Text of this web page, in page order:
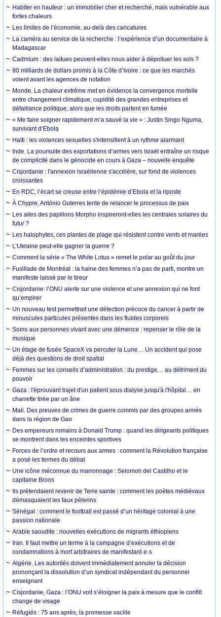
Habiter en hauteur : un immobilier cher et recherché, mais vulnérable aux
fortes chaleurs
Les limites de l’économie, au-delà des caricatures
La caméra au service de la recherche : l’expérience d’un documentaire à
Madagascar
Cadmium : des laitues peuvent-elles nous aider à dépolluer les sols ?
80 milliards de dollars promis à la Côte d’Ivoire : ce que les marchés
voient avant les agences de notation
Monde. La chaleur extrême met en évidence la convergence mortelle
entre changement climatique, cupidité des grandes entreprises et
défaillance politique, alors que les droits partent en fumée
« Me faire soigner rapidement m’a sauvé la vie » : Justin Singo Nguma,
survivant d’Ebola
Haïti : les violences sexuelles s'intensifient à un rythme alarmant
Inde. La poursuite des exportations d’armes vers Israël entraîne un risque
de complicité dans le génocide en cours à Gaza – nouvelle enquête
Cisjordanie : l'annexion israélienne s'accélère, sur fond de violences
croissantes
En RDC, l’écart se creuse entre l’épidémie d’Ebola et la riposte
À Chypre, António Guterres tente de relancer le processus de paix
Les ailes des papillons Morpho inspireront-elles les centrales solaires du
futur ?
Les halophytes, ces plantes de plage qui résistent contre vents et marées
L’Ukraine peut-elle gagner la guerre ?
Comment la série « The White Lotus » remet le polar au goût du jour
Fusillade de Montréal : la haine des femmes n’a pas de parti, montre un
manifeste laissé par le tireur
Cisjordanie: l’ONU alerte sur une violence et une annexion qui ne font
qu’empirer
Un nouveau test permettrait une détection précoce du cancer à partir de
minuscules particules présentes dans les fluides corporels
Soins aux personnes vivant avec une démence : repenser le rôle de la
musique
Un étage de fusée SpaceX va percuter la Lune… Un accident qui pose
déjà des questions de droit spatial
Femmes sur les conseils d’administration : du prestige… au détriment du
pouvoir
Gaza : l'éprouvant trajet d'un patient sous dialyse jusqu'à l'hôpital… en
charrette tirée par un âne
Mali. Des preuves de crimes de guerre commis par des groupes armés
dans la région de Gao
Des empereurs romains à Donald Trump : quand les dirigeants politiques
se montrent dans les enceintes sportives
Forces de l’ordre et recours aux armes : comment la Révolution française
a posé les termes du débat
Une icône méconnue du marronnage : Selomoh del Castilho et le
capitaine Broos
Ils prétendaient revenir de Terre sainte : comment les poètes médiévaux
démasquaient les faux pèlerins
Sénégal : comment le football est passé d’un héritage colonial à une
passion nationale
Arabie saoudite : nouvelles exécutions de migrants éthiopiens
Iran. Il faut mettre un terme à la campagne d’exécutions et de
condamnations à mort arbitraires de manifestant·e·s
Algérie. Les autorités doivent immédiatement annuler la décision
prononçant la dissolution d’un syndicat indépendant du personnel
enseignant
Cisjordanie, Gaza : l’ONU voit s’éloigner la paix à mesure que le conflit
change de visage
Réfugiés : 75 ans après, la promesse vacille